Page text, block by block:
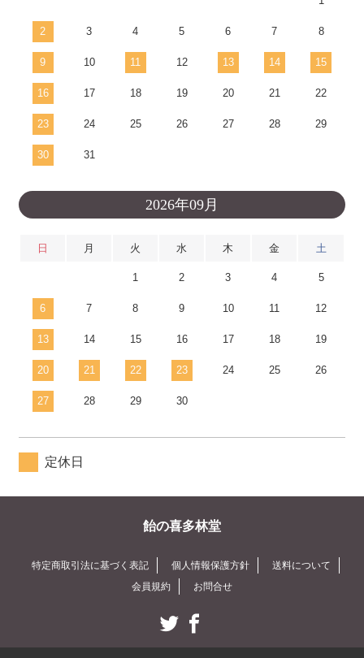
2 3 4 5 6 7 8
9 10 11 12 13 14 15
16 17 18 19 20 21 22
23 24 25 26 27 28 29
30 31
2026年09月
日 月 火 水 木 金 土
1 2 3 4 5
6 7 8 9 10 11 12
13 14 15 16 17 18 19
20 21 22 23 24 25 26
27 28 29 30
定休日
飴の喜多林堂
特定商取引法に基づく表記 個人情報保護方針
送料について
会員規約
お問合せ